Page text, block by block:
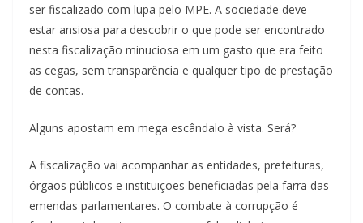
ser fiscalizado com lupa pelo MPE. A sociedade deve
estar ansiosa para descobrir o que pode ser encontrado
nesta fiscalização minuciosa em um gasto que era feito
as cegas, sem transparência e qualquer tipo de prestação
de contas.
Alguns apostam em mega escândalo à vista. Será?
A fiscalização vai acompanhar as entidades, prefeituras,
órgãos públicos e instituições beneficiadas pela farra das
emendas parlamentares. O combate à corrupção é